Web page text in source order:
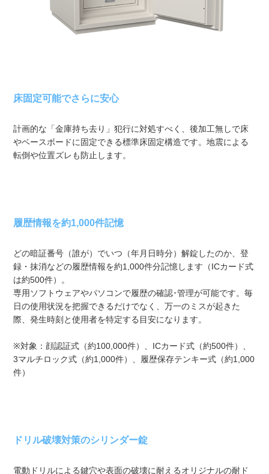
床固定可能でさらに安心
計画的な「金庫持ち去り」犯行に対処すべく、後加工無しで床
やベースボードに固定できる標準床固定構造です。地震による
転倒や位置ズレも防止します。
履歴情報を約1,000件記憶
どの暗証番号（誰が）でいつ（年月日時分）解錠したのか、登
録・抹消などの履歴情報を約1,000件分記憶します（ICカード式
は約500件）。
専用ソフトウェアやパソコンで履歴の確認･管理が可能です。毎
日の使用状況を把握できるだけでなく、万一のミスが起きた
際、発生時刻と使用者を特定する目安になります。
※対象：顔認証式（約100,000件）、ICカード式（約500件）、
3マルチロック式（約1,000件）、履歴保存テンキー式（約1,000
件）
ドリル破壊対策のシリンダー錠
電動ドリルによる鍵穴や表面の破壊に耐えるオリジナルの耐ド